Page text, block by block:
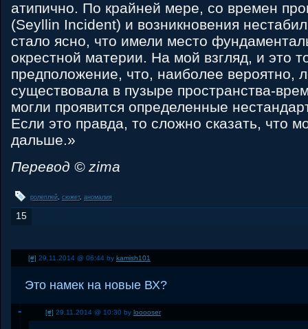
атипично. По крайней мере, со времен
(Seyllin Incident) и возникновения
стало ясно, что имели место
окрестной материи. На мой взгляд, и это
предположение, что, наиболее вероятно,
существовала в пузыре пространства-
могли проявится определенные
Если это правда, то сложно сказать, что
дальше.»
Перевод © zima
ролеплей, сюжет, аномалия
15
[#] 29.11.2014 @ 06:44 by kamish101
Это намек на новые ВХ?
[#] 29.11.2014 @ 10:30 by looooser